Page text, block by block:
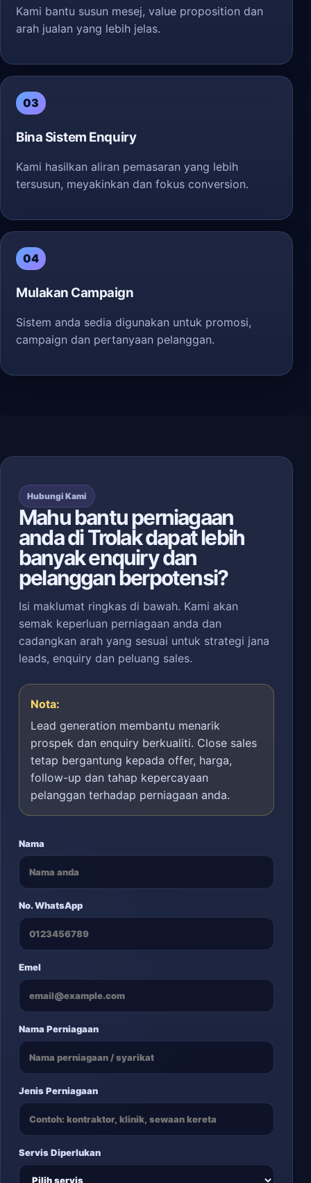
Kami bantu susun mesej, value proposition dan
arah jualan yang lebih jelas.
03
Bina Sistem Enquiry
Kami hasilkan aliran pemasaran yang lebih
tersusun, meyakinkan dan fokus conversion.
04
Mulakan Campaign
Sistem anda sedia digunakan untuk promosi,
campaign dan pertanyaan pelanggan.
Hubungi Kami
Mahu bantu perniagaan
anda di Trolak dapat lebih
banyak enquiry dan
pelanggan berpotensi?
Isi maklumat ringkas di bawah. Kami akan
semak keperluan perniagaan anda dan
cadangkan arah yang sesuai untuk strategi jana
leads, enquiry dan peluang sales.
Nota:
Lead generation membantu menarik
prospek dan enquiry berkualiti. Close sales
tetap bergantung kepada offer, harga,
follow-up dan tahap kepercayaan
pelanggan terhadap perniagaan anda.
Nama
No. WhatsApp
Emel
Nama Perniagaan
Jenis Perniagaan
Servis Diperlukan